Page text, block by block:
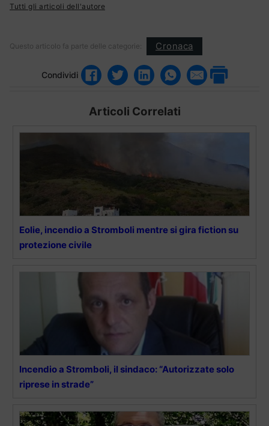
Tutti gli articoli dell'autore
Questo articolo fa parte delle categorie: Cronaca
Condividi
Articoli Correlati
Eolie, incendio a Stromboli mentre si gira fiction su
protezione civile
Incendio a Stromboli, il sindaco: “Autorizzate solo
riprese in strade”